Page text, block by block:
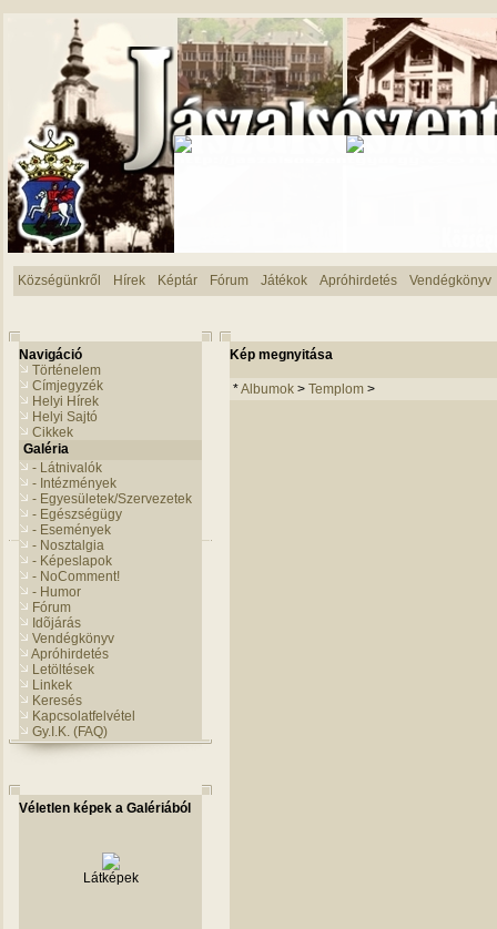
Községünkről Hírek Képtár Fórum Játékok Apróhirdetés Vendégkönyv
Navigáció
Történelem
Címjegyzék
Helyi Hírek
Helyi Sajtó
Cikkek
Galéria
- Látnivalók
- Intézmények
- Egyesületek/Szervezetek
- Egészségügy
- Események
- Nosztalgia
- Képeslapok
- NoComment!
- Humor
Fórum
Idõjárás
Vendégkönyv
Apróhirdetés
Letöltések
Linkek
Keresés
Kapcsolatfelvétel
Gy.I.K. (FAQ)
Véletlen képek a Galériából
Látképek
Kép megnyitása
*Albumok > Templom >